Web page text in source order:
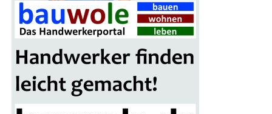
Ein wei­te­res High­light der Mes­se ist das gro­ße Gewinn­
spiel, bei dem ein schi­cker Mitsu­bi­shi Colt als Haupt­ge­
winn winkt. Alle Besu­cher erhal­ten mit ihrer Ein­tritts­
kar­te einen Teil­nah­me-Cou­pon, der in die Los­box auf
dem Mes­se­ge­län­de ein­ge­wor­fen wer­den kann. Die Ver­lo­
sung des Haupt­prei­ses erfolgt am Ende der Bau­mes­se-
Sai­son im nächs­ten Frühjahr.